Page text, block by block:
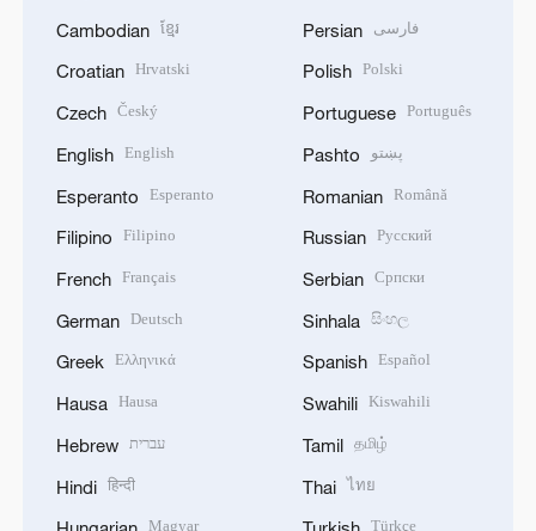
Cambodian ខ្មែរ
Croatian Hrvatski
Czech Český
English English
Esperanto Esperanto
Filipino Filipino
French Français
German Deutsch
Greek Ελληνικά
Hausa Hausa
Hebrew עברית
Hindi हिन्दी
Magyar
Persian فارسی
Polish Polski
Portuguese Português
Pashto پښتو
Romanian Română
Russian Русский
Serbian Српски
Sinhala සිංහල
Spanish Español
Swahili Kiswahili
Tamil தமிழ்
Thai ไทย
Türkçe